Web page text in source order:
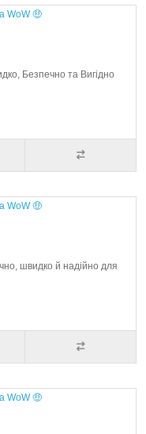
Безпечно та Вигідно
швидко й надійно для